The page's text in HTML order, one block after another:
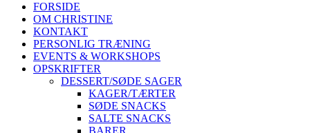
FORSIDE
OM CHRISTINE
KONTAKT
PERSONLIG TRÆNING
EVENTS & WORKSHOPS
OPSKRIFTER
DESSERT/SØDE SAGER
KAGER/TÆRTER
SØDE SNACKS
SALTE SNACKS
BARER